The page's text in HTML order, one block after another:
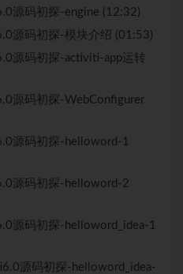
源码初探-engine (12:32)
源码初探-模块介绍 (01:53)
源码初探-activiti-app运转
源码初探-WebConfigurer
源码初探-helloword-1
源码初探-helloword-2
源码初探-helloword_idea-1
源码初探-helloword_idea-